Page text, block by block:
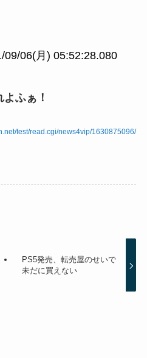
09/06(月) 05:52:28.080
ふぁ！
test/read.cgi/news4vip/1630875096/
PS5発売、転売屋のせいで
未だに買えない